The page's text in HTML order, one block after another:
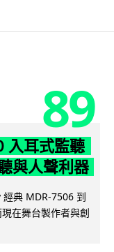
89
入耳式監聽
與人聲利器
典 MDR-7506 到
在舞台製作者與創